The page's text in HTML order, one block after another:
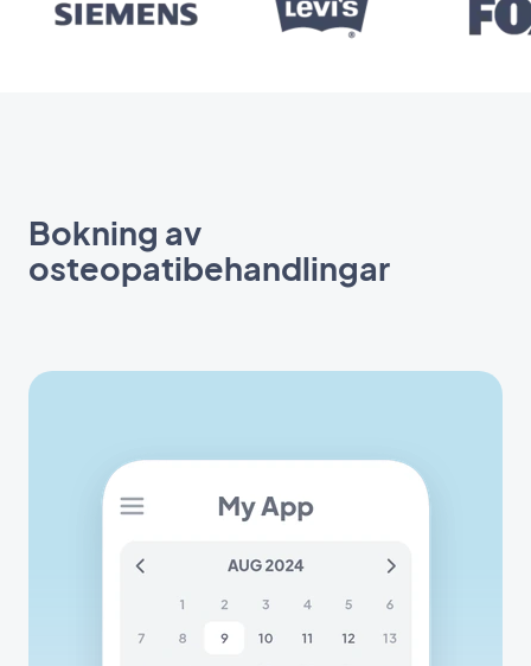
Bokning av
osteopatibehandlingar